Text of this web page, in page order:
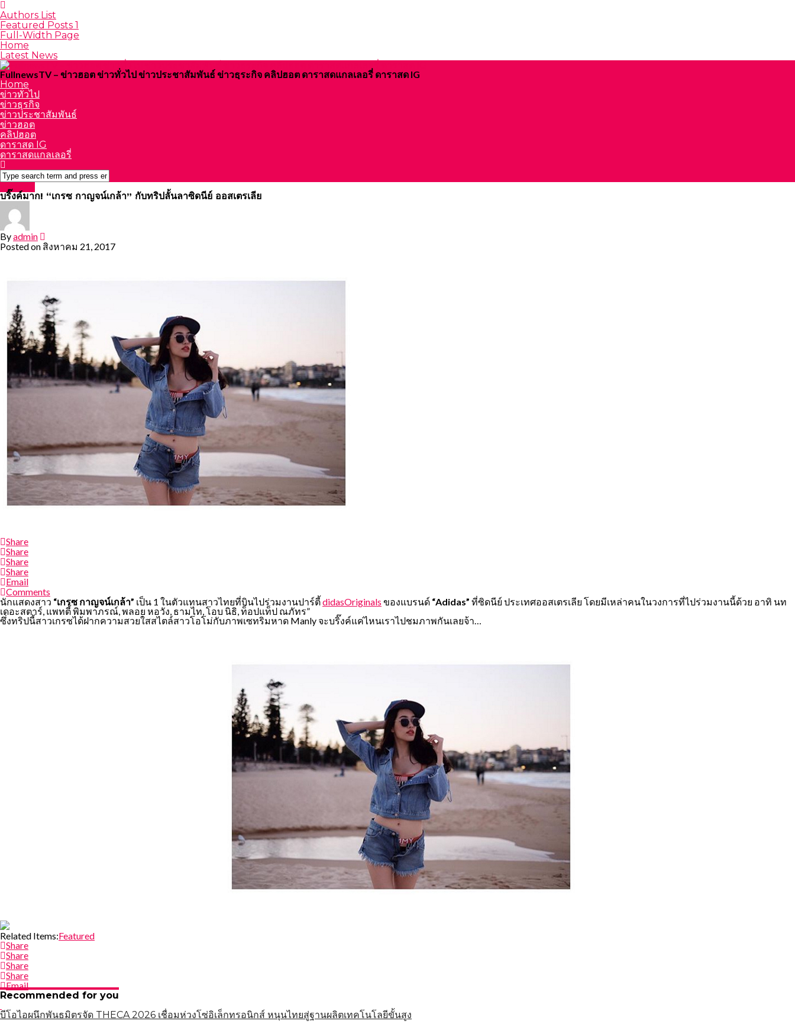
Authors List
Featured Posts 1
Full-Width Page
Home
Latest News
FullnewsTV – ข่าวฮอต ข่าวทั่วไป ข่าวประชาสัมพันธ์ ข่าวธุระกิจ คลิปฮอต ดาราสดแกลเลอรี่ ดาราสด IG
Home
ข่าวทั่วไป
ข่าวธุรกิจ
ข่าวประชาสัมพันธ์
ข่าวฮอต
คลิปฮอต
ดาราสด IG
ดาราสดแกลเลอรี่
ข่าวฮอต
บริ๊งค์มาก! “เกรซ กาญจน์เกล้า” กับทริปลั้นลาซิดนีย์ ออสเตรเลีย
Byadmin
Posted on สิงหาคม 21, 2017
Share
Share
Share
Share
Email
Comments
นักแสดงสาว “เกรซ กาญจน์เกล้า” เป็น 1 ในตัวแทนสาวไทยที่บินไปร่วมงานปาร์ตี้didasOriginals ของแบรนด์ “Adidas” ที่ซิดนีย์ ประเทศออสเตรเลีย โดยมีเหล่าคนในวงการที่ไปร่วมงานนี้ด้วย อาทิ นท
เดอะสตาร์, แพทตี้ พิมพาภรณ์, พลอย หอวัง, ธามไท, โอบ นิธิ, ท็อปแท็ป ณภัทร”
ซึ่งทริปนี้สาวเกรซได้ฝากความสวยใสสไตล์สาวโอโม่กับภาพเซทริมหาด Manly จะบริ๊งค์แค่ไหนเราไปชมภาพกันเลยจ้า…
Related Items:Featured
Share
Share
Share
Share
Email
Recommended for you
บีโอไอผนึกพันธมิตรจัด THECA 2026 เชื่อมห่วงโซ่อิเล็กทรอนิกส์ หนุนไทยสู่ฐานผลิตเทคโนโลยีขั้นสูง